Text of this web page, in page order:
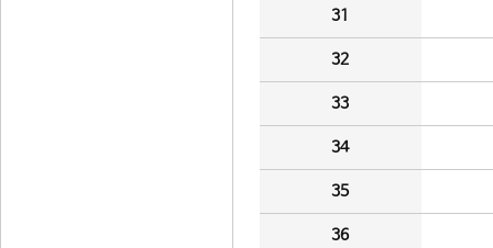
31
32
33
34
35
36